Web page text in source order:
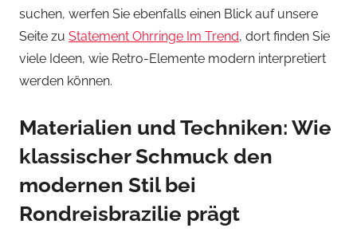
suchen, werfen Sie ebenfalls einen Blick auf unsere
Seite zu Statement Ohrringe Im Trend, dort finden Sie
viele Ideen, wie Retro-Elemente modern interpretiert
werden können.
Materialien und Techniken: Wie
klassischer Schmuck den
modernen Stil bei
Rondreisbrazilie prägt